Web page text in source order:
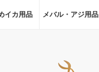
イカ用品 メバル・アジ用品